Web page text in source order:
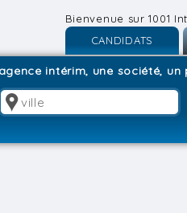
Bienvenue sur 1001
CANDIDATS
Inscription
intérim, une société, un